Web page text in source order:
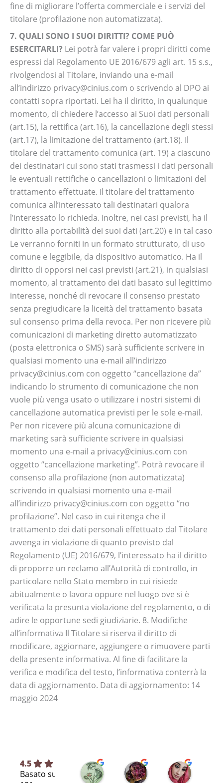
fine di migliorare l’offerta commerciale e i servizi del
titolare (profilazione non automatizzata).
7. QUALI SONO I SUOI DIRITTI? COME PUÒ
ESERCITARLI? Lei potrà far valere i propri diritti come
espressi dal Regolamento UE 2016/679 agli art. 15 s.s.,
rivolgendosi al Titolare, inviando una e-mail
all’indirizzo privacy@cinius.com o scrivendo al DPO ai
contatti sopra riportati. Lei ha il diritto, in qualunque
momento, di chiedere l’accesso ai Suoi dati personali
(art.15), la rettifica (art.16), la cancellazione degli stessi
(art.17), la limitazione del trattamento (art.18). Il
titolare del trattamento comunica (art. 19) a ciascuno
dei destinatari cui sono stati trasmessi i dati personali
le eventuali rettifiche o cancellazioni o limitazioni del
trattamento effettuate. Il titolare del trattamento
comunica all’interessato tali destinatari qualora
l’interessato lo richieda. Inoltre, nei casi previsti, ha il
diritto alla portabilità dei suoi dati (art.20) e in tal caso
Le verranno forniti in un formato strutturato, di uso
comune e leggibile, da dispositivo automatico. Ha il
diritto di opporsi nei casi previsti (art.21), in qualsiasi
momento, al trattamento dei dati basato sul legittimo
interesse, nonché di revocare il consenso prestato
senza pregiudicare la liceità del trattamento basata
sul consenso prima della revoca. Per non ricevere più
comunicazioni di marketing diretto automatizzato
(posta elettronica o SMS) sarà sufficiente scrivere in
qualsiasi momento una e-mail all’indirizzo
privacy@cinius.com con oggetto “cancellazione da”
indicando lo strumento di comunicazione che non
vuole più venga usato o utilizzare i nostri sistemi di
cancellazione automatica previsti per le sole e-mail.
Per non ricevere più alcuna comunicazione di
marketing sarà sufficiente scrivere in qualsiasi
momento una e-mail a privacy@cinius.com con
oggetto “cancellazione marketing”. Potrà revocare il
consenso alla profilazione (non automatizzata)
scrivendo in qualsiasi momento una e-mail
all’indirizzo privacy@cinius.com con oggetto “no
profilazione”. Nel caso in cui ritenga che il
trattamento dei dati personali effettuato dal Titolare
avvenga in violazione di quanto previsto dal
Regolamento (UE) 2016/679, l’interessato ha il diritto
di proporre un reclamo all’Autorità di controllo, in
particolare nello Stato membro in cui risiede
abitualmente o lavora oppure nel luogo ove si è
verificata la presunta violazione del regolamento, o di
adire le opportune sedi giudiziarie. 8. Modifiche
all’informativa Il Titolare si riserva il diritto di
modificare, aggiornare, aggiungere o rimuovere parti
della presente informativa. Al fine di facilitare la
verifica e modifica del testo, l’informativa conterrà la
data di aggiornamento. Data di aggiornamento: 14
maggio 2024
4.5
Basato su
Silvia L.
7 mesi fa
selene T.
8 mesi fa 11 mesi fa